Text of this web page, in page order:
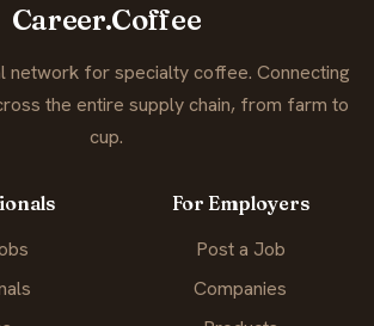
Career.Coffee
network for specialty coffee. Connecting
the entire supply chain, from farm to
cup.
For Employers
Post a Job
Companies